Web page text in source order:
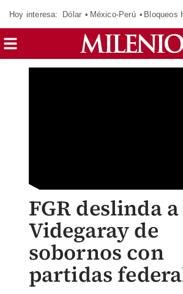
Hoy interesa: Dólar México-Perú Bloqueos
FGR deslinda
Videgaray de
sobornos con
partidas